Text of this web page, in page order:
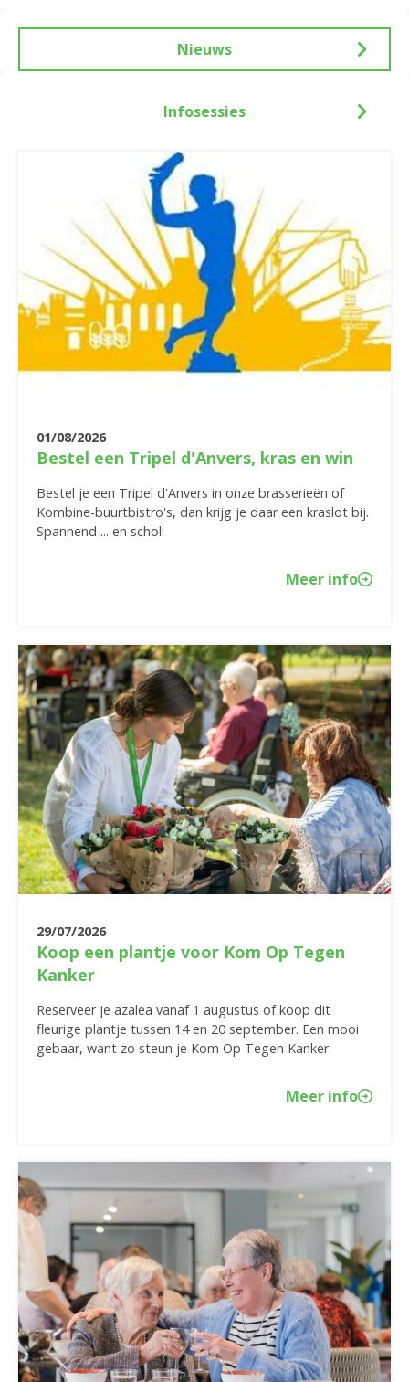
Nieuws
01/08/2026
Bestel een Tripel d'Anvers, kras en win
Bestel je een Tripel d'Anvers in onze brasserieën of
Kombine-buurtbistro's, dan krijg je daar een kraslot bij.
Spannend ... en schol!
Meer info
29/07/2026
Koop een plantje voor Kom Op Tegen
Kanker
Reserveer je azalea vanaf 1 augustus of koop dit
fleurige plantje tussen 14 en 20 september. Een mooi
gebaar, want zo steun je Kom Op Tegen Kanker.
Meer info
Infosessies